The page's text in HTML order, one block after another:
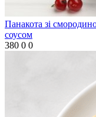
Панакота зі
соусом
380 0 0